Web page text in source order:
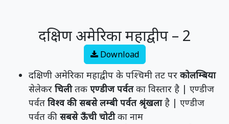
दक्षिण अमेरिका महाद्वीप – 2
Download
दक्षिणी अमेरिका महाद्वीप के पश्चिमी तट पर कोलम्बिया
सेलेकर चिलीतक एण्डीज पर्वतका विस्तार है | एण्डीज
पर्वत विश्व की सबसे लम्बी पर्वत श्रृंखलाहै | एण्डीज
पर्वत की सबसे ऊँची चोटीका नाम